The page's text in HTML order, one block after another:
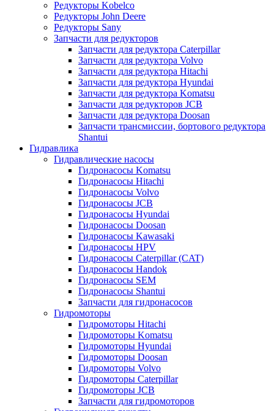
Редукторы Kobelco
Редукторы John Deere
Редукторы Sany
Запчасти для редукторов
Запчасти для редуктора Caterpillar
Запчасти для редуктора Volvo
Запчасти для редуктора Hitachi
Запчасти для редуктора Hyundai
Запчасти для редуктора Komatsu
Запчасти для редукторов JCB
Запчасти для редуктора Doosan
Запчасти трансмиссии, бортового редуктора
Shantui
Гидравлика
Гидравлические насосы
Гидронасосы Komatsu
Гидронасосы Hitachi
Гидронасосы Volvo
Гидронасосы JCB
Гидронасосы Hyundai
Гидронасосы Doosan
Гидронасосы Kawasaki
Гидронасосы HPV
Гидронасосы Caterpillar (CAT)
Гидронасосы Handok
Гидронасосы SEM
Гидронасосы Shantui
Запчасти для гидронасосов
Гидромоторы
Гидромоторы Hitachi
Гидромоторы Komatsu
Гидромоторы Hyundai
Гидромоторы Doosan
Гидромоторы Volvo
Гидромоторы Caterpillar
Гидромоторы JCB
Запчасти для гидромоторов